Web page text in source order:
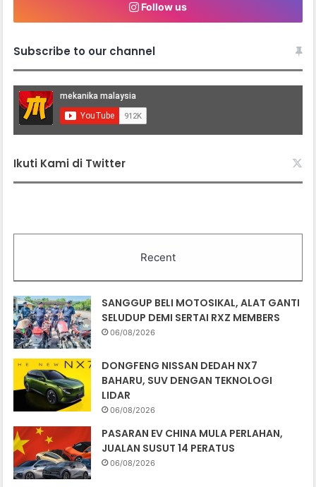
Follow us
Subscribe to our channel
Ikuti Kami di Twitter
Recent
SANGGUP BELI MOTOSIKAL, ALAT GANTI
SELUDUP DEMI SERTAI RXZ MEMBERS
06/08/2026
DONGFENG NISSAN DEDAH NX7
BAHARU, SUV DENGAN TEKNOLOGI
LIDAR
06/08/2026
PASARAN EV CHINA MULA PERLAHAN,
JUALAN SUSUT 14 PERATUS
06/08/2026